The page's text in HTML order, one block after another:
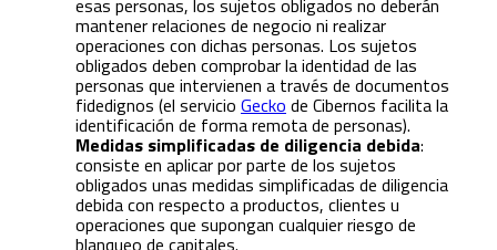
esas personas, los sujetos obligados no deberán
mantener relaciones de negocio ni realizar
operaciones con dichas personas. Los sujetos
obligados deben comprobar la identidad de las
personas que intervienen a través de documentos
fidedignos (el servicio Gecko de Cibernos facilita la
identificación de forma remota de personas).
Medidas simplificadas de diligencia debida:
consiste en aplicar por parte de los sujetos
obligados unas medidas simplificadas de diligencia
debida con respecto a productos, clientes u
operaciones que supongan cualquier riesgo de